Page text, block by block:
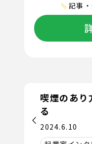
記事
喫煙のあり
る
2024.6.10